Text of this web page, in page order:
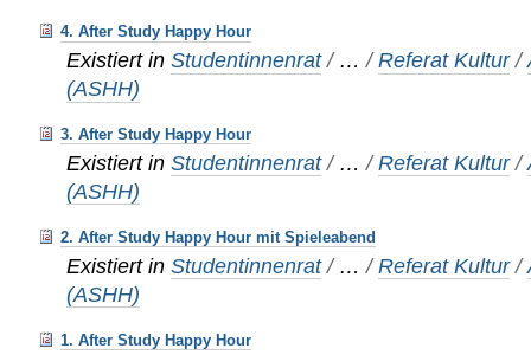
4. After Study Happy Hour
Existiert in Studentinnenrat / …/Referat Kultur /
(ASHH)
3. After Study Happy Hour
Existiert in Studentinnenrat / …/Referat Kultur /
(ASHH)
2. After Study Happy Hour mit Spieleabend
Existiert in Studentinnenrat / …/Referat Kultur /
(ASHH)
1. After Study Happy Hour